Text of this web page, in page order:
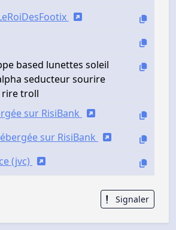
based lunettes soleil
seducteur sourire
rire troll
sur RisiBank
sur RisiBank
(jvc)
Signaler